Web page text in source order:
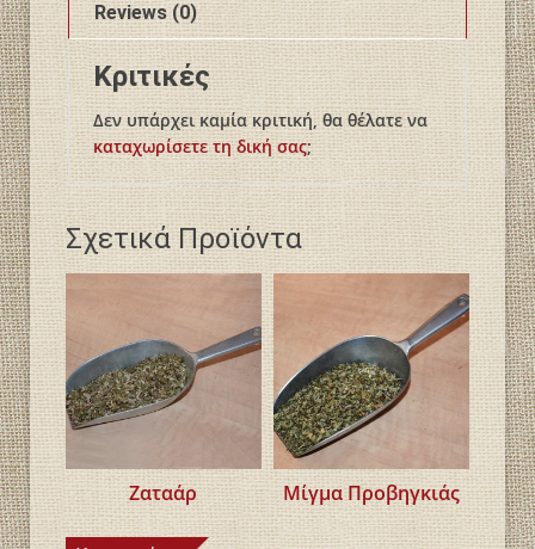
Reviews (0)
Κριτικές
Δεν υπάρχει καμία κριτική, θα θέλατε να
καταχωρίσετε τη δική σας;
Σχετικά Προϊόντα
Ζαταάρ Μίγμα Προβηγκιάς